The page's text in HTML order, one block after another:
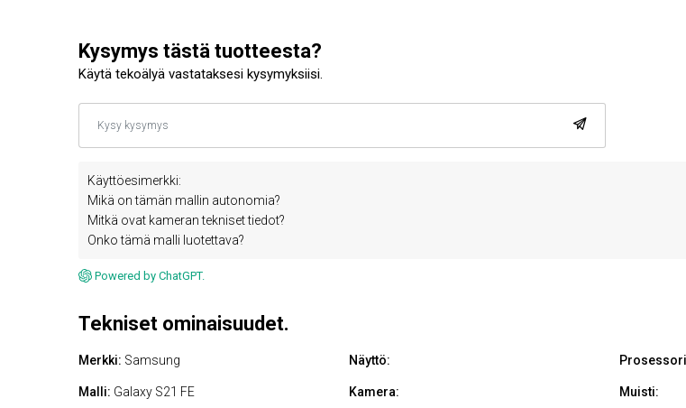
Kysymys tästä tuotteesta?
Käytä tekoälyä vastataksesi kysymyksiisi.
Käyttöesimerkki:
Mikä on tämän mallin autonomia?
Mitkä ovat kameran tekniset tiedot?
Onko tämä malli luotettava?
Powered by ChatGPT.
Tekniset ominaisuudet.
Merkki: Samsung
Malli: Galaxy S21 FE
Näyttö:
Kamera: Muisti: